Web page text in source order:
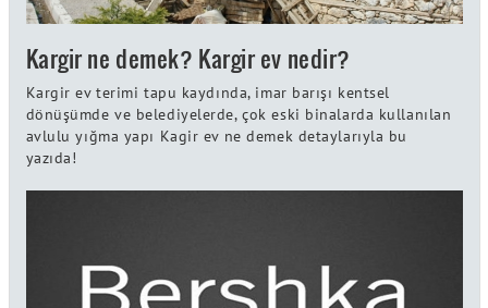
Kargir ne demek? Kargir ev nedir?
Kargir ev terimi tapu kaydında, imar barışı kentsel
dönüşümde ve belediyelerde, çok eski binalarda kullanılan
avlulu yığma yapı Kagir ev ne demek detaylarıyla bu
yazıda!